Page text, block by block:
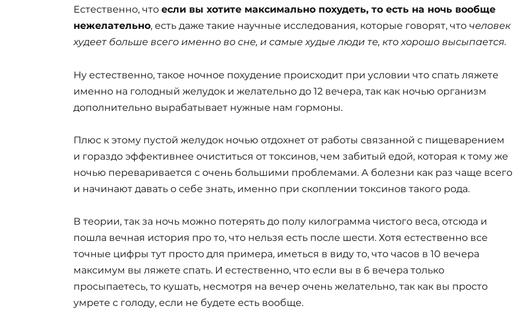
Естественно, что если вы хотите максимально похудеть, то есть на ночь вообще
нежелательно, есть даже такие научные исследования, которые говорят, что человек
худеет больше всего именно во сне, и самые худые люди те, кто хорошо высыпается.
Ну естественно, такое ночное похудение происходит при условии что спать ляжете
именно на голодный желудок и желательно до 12 вечера, так как ночью организм
дополнительно вырабатывает нужные нам гормоны.
Плюс к этому пустой желудок ночью отдохнет от работы связанной с пищеварением
и гораздо эффективнее очиститься от токсинов, чем забитый едой, которая к тому же
ночью переваривается с очень большими проблемами. А болезни как раз чаще всего
и начинают давать о себе знать, именно при скоплении токсинов такого рода.
В теории, так за ночь можно потерять до полу килограмма чистого веса, отсюда и
пошла вечная история про то, что нельзя есть после шести. Хотя естественно все
точные цифры тут просто для примера, иметься в виду то, что часов в 10 вечера
максимум вы ляжете спать. И естественно, что если вы в 6 вечера только
просыпаетесь, то кушать, несмотря на вечер очень желательно, так как вы просто
умрете с голоду, если не будете есть вообще.